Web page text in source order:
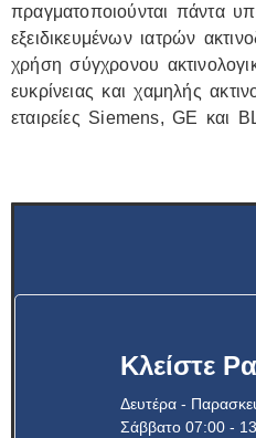
πραγματοποιούνται πάντα
εξειδικευμένων ιατρών
χρήση σύγχρονου
ευκρίνειας και χαμηλής
εταιρείες Siemens, GE και
Κλείστε
Δευτέρα -
Σάββατο 07:00 -